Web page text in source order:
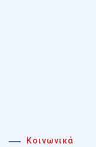
Κοινωνικά